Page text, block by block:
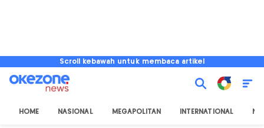
Scroll kebawah untuk membaca artikel
HOME NASIONAL MEGAPOLITAN INTERNATIONAL